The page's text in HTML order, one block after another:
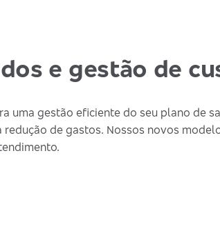
e gestão de
uma gestão eficiente do seu plano de
de gastos. Nossos novos